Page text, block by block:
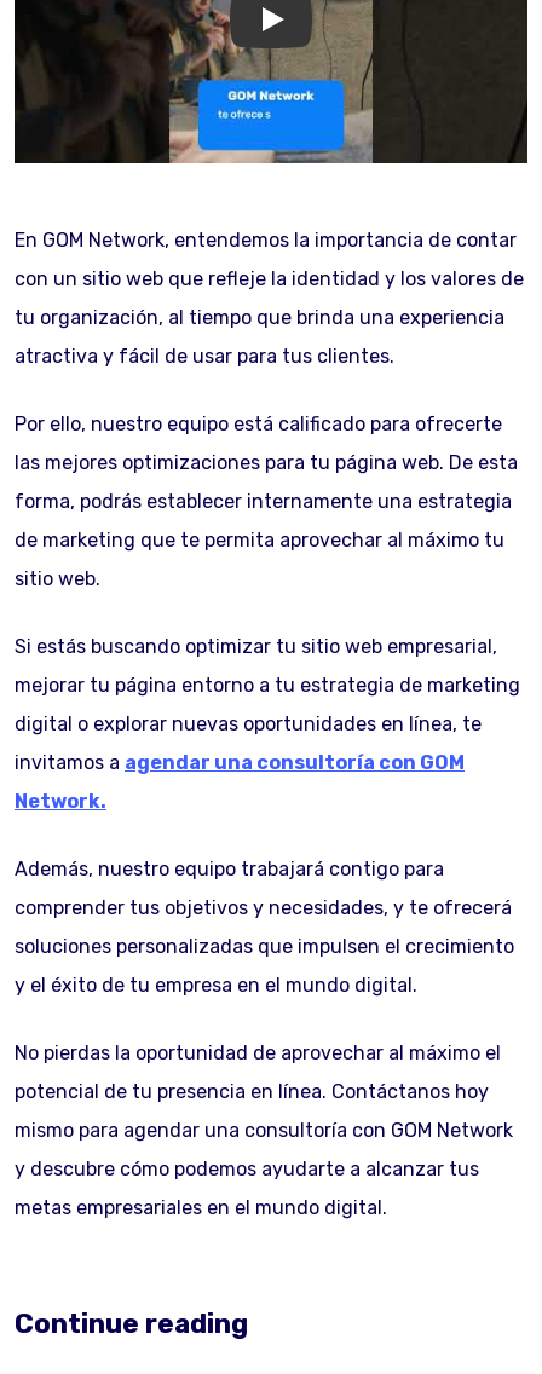
GOM Network
En GOM Network, entendemos la importancia de contar
con un sitio web que refleje la identidad y los valores de
tu organización, al tiempo que brinda una experiencia
atractiva y fácil de usar para tus clientes.
Por ello, nuestro equipo está calificado para ofrecerte
las mejores optimizaciones para tu página web. De esta
forma, podrás establecer internamente una estrategia
de marketing que te permita aprovechar al máximo tu
sitio web.
Si estás buscando optimizar tu sitio web empresarial,
mejorar tu página entorno a tu estrategia de marketing
digital o explorar nuevas oportunidades en línea, te
invitamos a agendar una consultoría con GOM
Network.
Además, nuestro equipo trabajará contigo para
comprender tus objetivos y necesidades, y te ofrecerá
soluciones personalizadas que impulsen el crecimiento
y el éxito de tu empresa en el mundo digital.
No pierdas la oportunidad de aprovechar al máximo el
potencial de tu presencia en línea. Contáctanos hoy
mismo para agendar una consultoría con GOM Network
y descubre cómo podemos ayudarte a alcanzar tus
metas empresariales en el mundo digital.
Continue reading